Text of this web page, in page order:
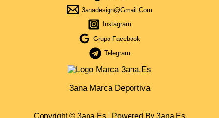
3anadesign@gmail.com
Instagram
Grupo Facebook
Telegram
3ana Marca Deportiva
Copyright © 3ana.es | Powered By 3ana.es